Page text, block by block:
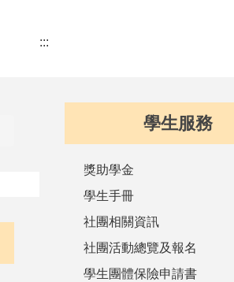
:::
學生服務
獎助學金
學生手冊
社團相關資訊
社團活動總覽及報名
學生團體保險申請書